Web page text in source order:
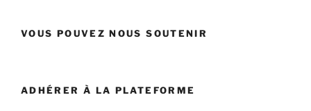
VOUS POUVEZ NOUS SOUTENIR
ADHÉRER À LA PLATEFORME